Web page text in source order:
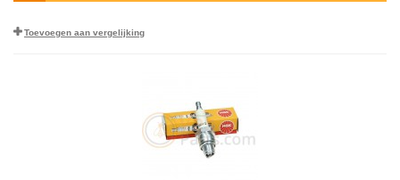
Toevoegen aan vergelijking